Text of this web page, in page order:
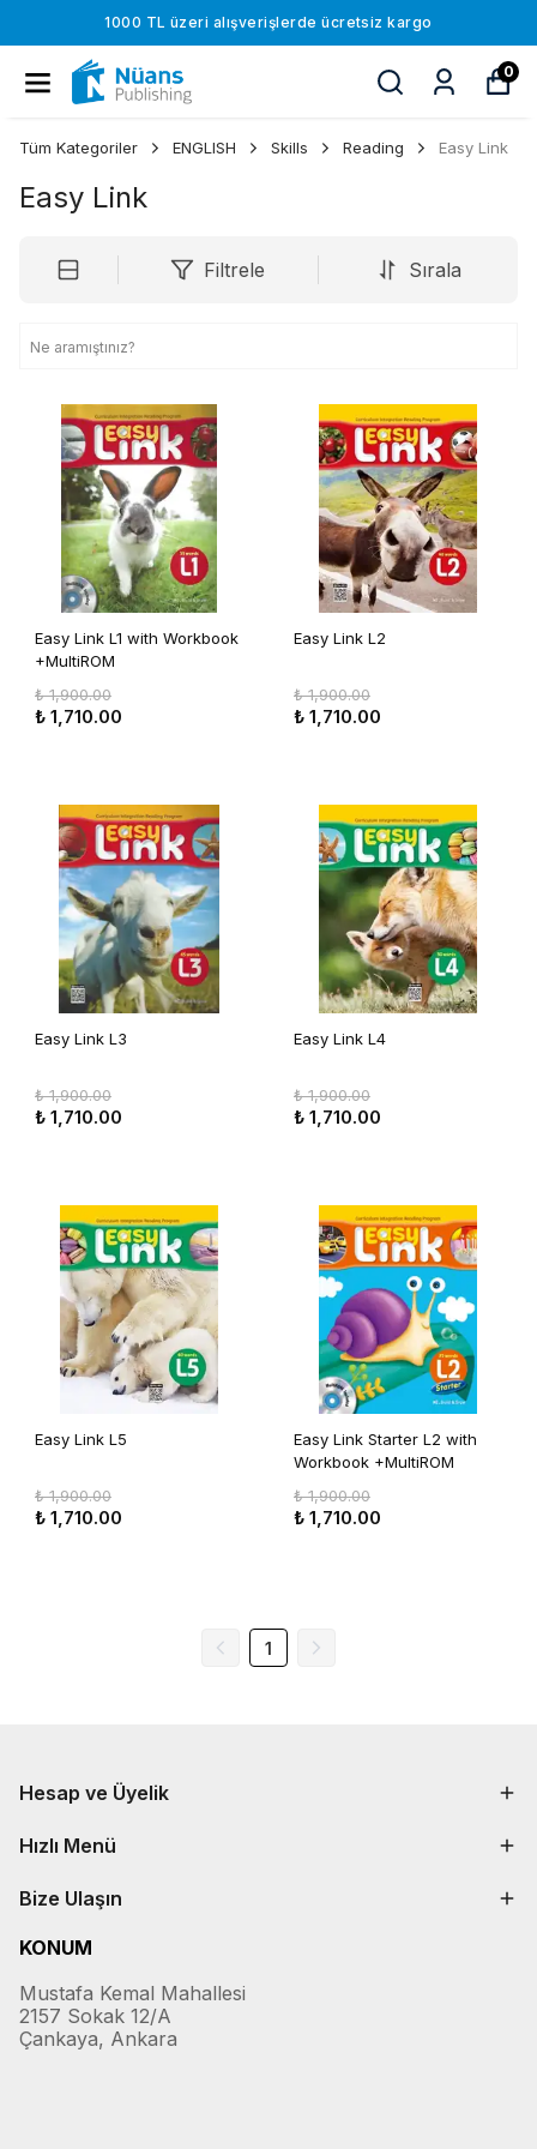
1000 TL üzeri alışverişlerde ücretsiz kargo
0
Tüm Kategoriler ENGLISH Skills Reading Easy Link
Easy Link
Filtrele Sırala
Easy Link L1 with Workbook
+MultiROM
₺ 1,900.00
₺ 1,710.00
Easy Link L2
₺ 1,900.00
₺ 1,710.00
Easy Link L3
₺ 1,900.00
₺ 1,710.00
Easy Link L4
₺ 1,900.00
₺ 1,710.00
Easy Link L5
₺ 1,900.00
₺ 1,710.00
Easy Link Starter L2 with
Workbook +MultiROM
₺ 1,900.00
₺ 1,710.00
1
Hesap ve Üyelik
Hızlı Menü
Bize Ulaşın
KONUM
Mustafa Kemal Mahallesi
2157 Sokak 12/A
Çankaya, Ankara